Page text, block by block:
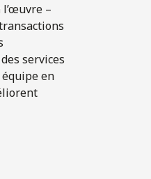
l’œuvre –
services
en